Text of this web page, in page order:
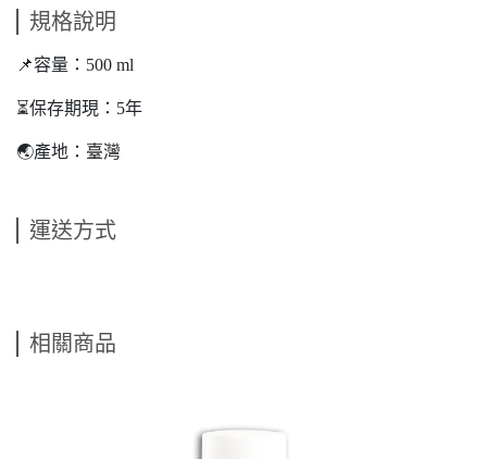
規格說明
📌容量：500 ml
⏳保存期現：5年
🌏產地：臺灣
運送方式
相關商品